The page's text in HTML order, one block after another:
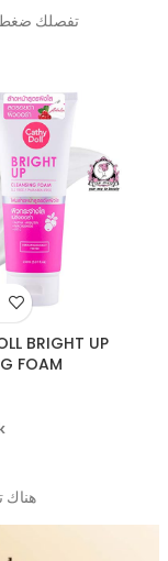
تفصلك
BRIGHT UP
FOAM
هناك